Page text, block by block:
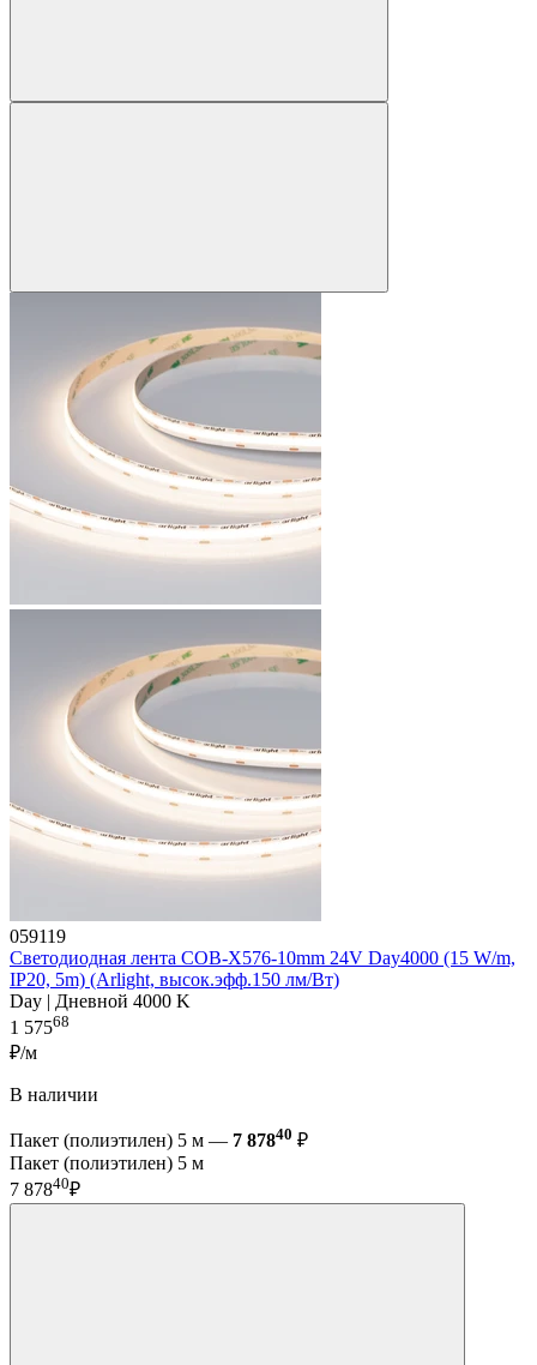
059119
Светодиодная лента COB-X576-10mm 24V Day4000 (15 W/m,
IP20, 5m) (Arlight, высок.эфф.150 лм/Вт)
Day | Дневной 4000 K
1 57568
₽/м
В наличии
Пакет (полиэтилен) 5 м — 7 87840 ₽
Пакет (полиэтилен) 5 м
7 87840₽